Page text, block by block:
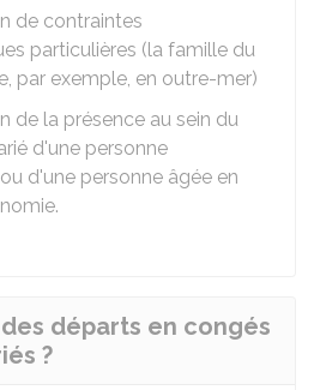
de contraintes
particulières (la famille du
par exemple, en outre-mer)
de la présence au sein du
d'une personne
d'une personne âgée en
départs en congés
?